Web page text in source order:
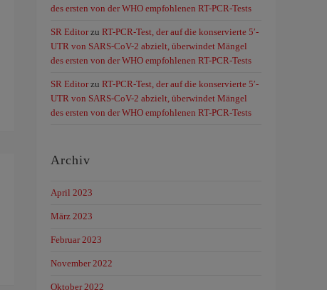
des ersten von der WHO empfohlenen RT-PCR-Tests
SR Editorzu RT-PCR-Test, der auf die konservierte 5′-
UTR von SARS-CoV-2 abzielt, überwindet Mängel
des ersten von der WHO empfohlenen RT-PCR-Tests
SR Editorzu RT-PCR-Test, der auf die konservierte 5′-
UTR von SARS-CoV-2 abzielt, überwindet Mängel
des ersten von der WHO empfohlenen RT-PCR-Tests
Archiv
April 2023
März 2023
Februar 2023
November 2022
Oktober 2022